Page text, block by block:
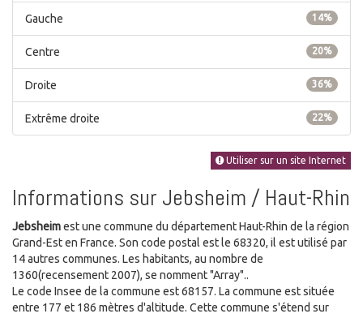
14%
Gauche
20%
Centre
36%
Droite
22%
Extrême droite
Utiliser sur un site Internet
Informations sur Jebsheim / Haut-Rhin
Jebsheimest une commune du département Haut-Rhin de la région
Grand-Est en France. Son code postal est le 68320, il est utilisé par
14 autres communes. Les habitants, au nombre de
1360(recensement 2007), se nomment "Array"..
Le code Insee de la commune est 68157. La commune est située
entre 177 et 186 mètres d'altitude. Cette commune s'étend sur